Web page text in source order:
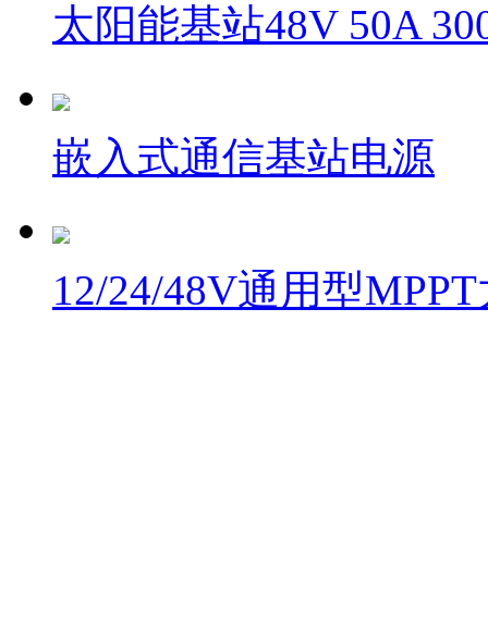
太阳能基站48V 50A
嵌入式通信基站电源
12/24/48V通用型